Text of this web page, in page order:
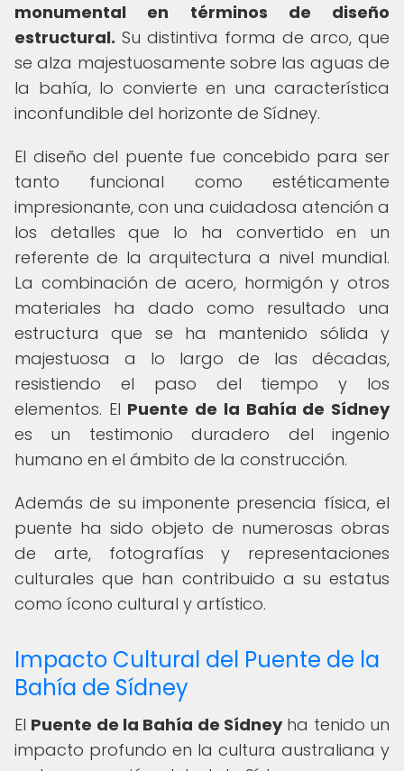
monumental en términos de diseño
estructural. Su distintiva forma de arco, que
se alza majestuosamente sobre las aguas de
la bahía, lo convierte en una característica
inconfundible del horizonte de Sídney.
El diseño del puente fue concebido para ser
tanto funcional como estéticamente
impresionante, con una cuidadosa atención a
los detalles que lo ha convertido en un
referente de la arquitectura a nivel mundial.
La combinación de acero, hormigón y otros
materiales ha dado como resultado una
estructura que se ha mantenido sólida y
majestuosa a lo largo de las décadas,
resistiendo el paso del tiempo y los
elementos. El Puente de la Bahía de Sídney
es un testimonio duradero del ingenio
humano en el ámbito de la construcción.
Además de su imponente presencia física, el
puente ha sido objeto de numerosas obras
de arte, fotografías y representaciones
culturales que han contribuido a su estatus
como ícono cultural y artístico.
Impacto Cultural del Puente de la
Bahía de Sídney
El Puente de la Bahía de Sídneyha tenido un
impacto profundo en la cultura australiana y